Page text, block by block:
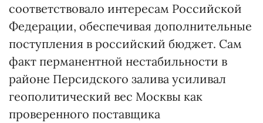
соответствовало интересам Российской
Федерации, обеспечивая дополнительные
поступления в российский бюджет. Сам
факт перманентной нестабильности в
районе Персидского залива усиливал
геополитический вес Москвы как
проверенного поставщика